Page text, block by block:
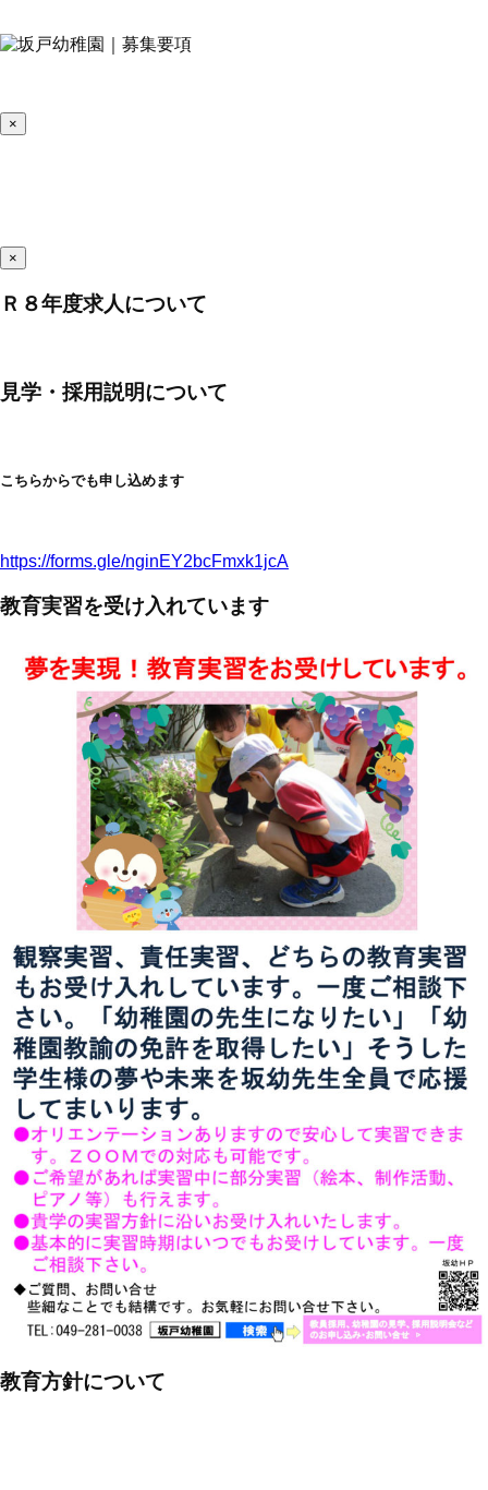
×
×
Ｒ８年度求人について
見学・採用説明について
こちらからでも申し込めます
https://forms.gle/nginEY2bcFmxk1jcA
教育実習を受け入れています
教育方針について